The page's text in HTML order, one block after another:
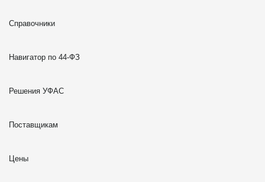
Справочники
Навигатор по 44-ФЗ
Решения УФАС
Поставщикам
Цены